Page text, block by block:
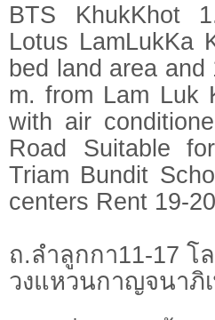
BTS KhukKhot
Lotus LamLukKa
bed land area
m. from Lam Luk
with air
Road Suitable
Triam Bundit
centers Rent 19-
ถ.ลำลูกกา11-17
วงแหวนกาญจนาภิ